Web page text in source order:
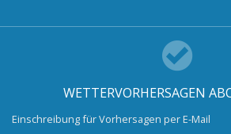
WETTERVORHERSAGEN
Einschreibung für Vorhersagen per E-Mail